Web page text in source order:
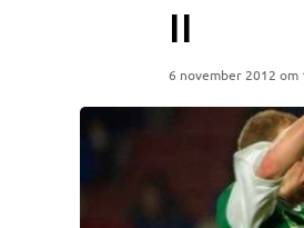
II
6 november 2012 om